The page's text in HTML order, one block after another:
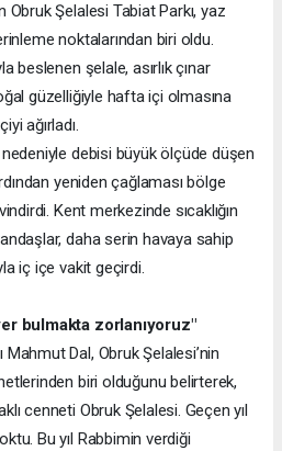
Şelalesi Tabiat Parkı, yaz
noktalarından biri oldu.
beslenen şelale, asırlık çınar
güzelliğiyle hafta içi olmasına
ağırladı.
nedeniyle debisi büyük ölçüde düşen
yeniden çağlaması bölge
Kent merkezinde sıcaklığın
daha serin havaya sahip
iç içe vakit geçirdi.
bulmakta zorlanıyoruz"
Dal, Obruk Şelalesi’nin
biri olduğunu belirterek,
cenneti Obruk Şelalesi. Geçen yıl
Bu yıl Rabbimin verdiği